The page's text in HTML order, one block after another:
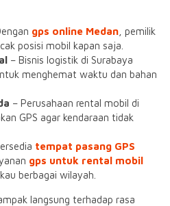
gps online Medan , pemilik
posisi mobil kapan saja.
– Bisnis logistik di Surabaya
menghemat waktu dan bahan
– Perusahaan rental mobil di
GPS agar kendaraan tidak
tempat pasang GPS
gps untuk rental mobil
berbagai wilayah.
langsung terhadap rasa